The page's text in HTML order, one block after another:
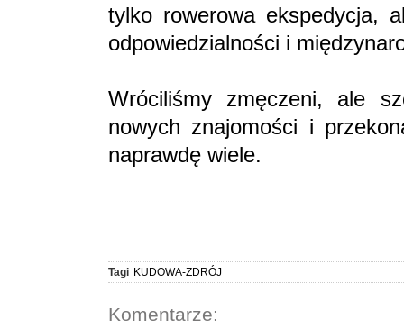
tylko rowerowa ekspedycja,
odpowiedzialności i
Wróciliśmy zmęczeni, ale
nowych znajomości i
naprawdę wiele.
Tagi KUDOWA-ZDRÓJ
Komentarze: